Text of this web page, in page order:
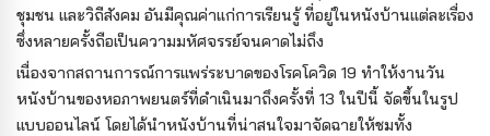
ชุมชน และวิถีสังคม อันมีคุณค่าแก่การเรียนรู้ ที่อยู่ในหนังบ้านแต่ละเรื่อง
ซึ่งหลายครั้งถือเป็นความมหัศจรรย์จนคาดไม่ถึง
เนื่องจากสถานการณ์การแพร่ระบาดของโรคโควิด 19 ทำให้งานวัน
หนังบ้านของหอภาพยนตร์ที่ดำเนินมาถึงครั้งที่ 13 ในปีนี้ จัดขึ้นในรูป
แบบออนไลน์ โดยได้นำหนังบ้านที่น่าสนใจมาจัดฉายให้ชมทั้ง